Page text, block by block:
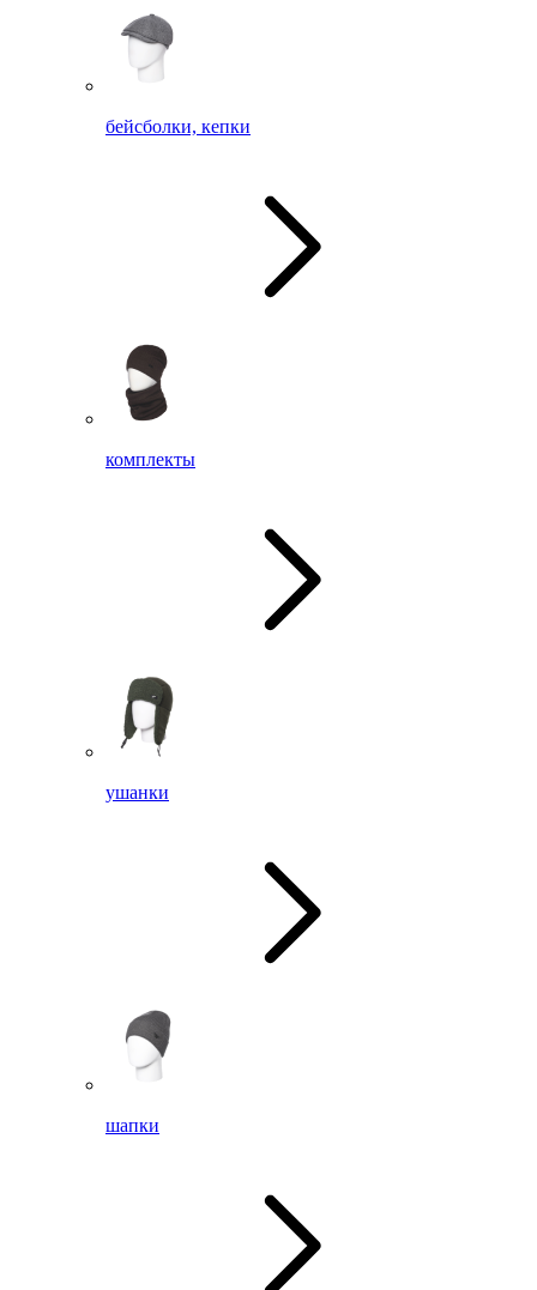
бейсболки, кепки
комплекты
ушанки
шапки